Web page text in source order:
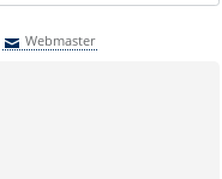
Webmaster